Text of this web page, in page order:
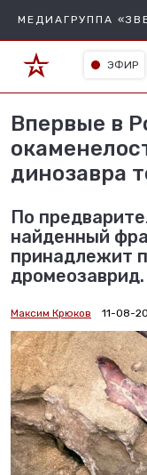
МЕДИАГРУППА
ЭФИР
Впервые в
динозавра
По
найденный
принадлежит
дромеозаврид.
Максим Крюков 11-08-